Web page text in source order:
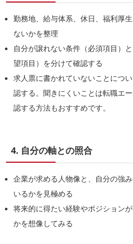
勤務地、給与体系、休日、福利厚
ないかを整理
自分が譲れない条件（必須項目）
望項目）を分けて確認する
求人票に書かれていないことにつ
認する。聞きにくいことは転職エ
認する方法もおすすめです。
4. 自分の軸との照合
企業が求める人物像と、自分の強
いるかを見極める
将来的に得たい経験やポジション
かを想像してみる